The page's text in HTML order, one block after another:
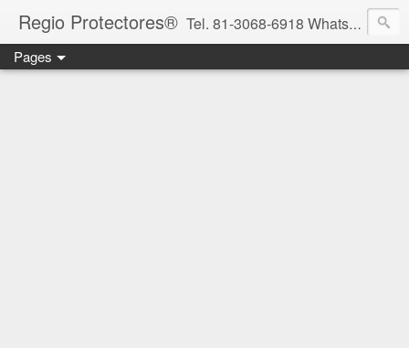
Regio Protectores® Tel. 81-3068-6918 WhatsApp 81-2636-2823 / 33-1145-3780 cotizacionregioprotectores@gmail.com / regioprotectores@gmail.com https://www.facebook.com/RegioProtectores/
Pages